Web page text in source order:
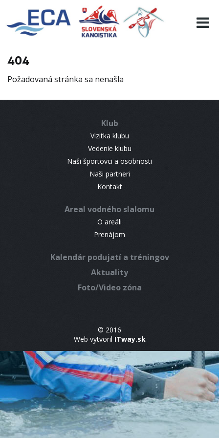
404
Požadovaná stránka sa nenašla
Klub
Vizitka klubu
Vedenie klubu
Naši športovci a osobnosti
Naši partneri
Kontakt
Areal vodného slalomu
O areáli
Prenájom
Kalendár podujatí a tréningov
Aktuality
Foto/Video zóna
© 2016
Web vytvoril ITway.sk
EURO 19
INFO
RESULTS
CONTACT